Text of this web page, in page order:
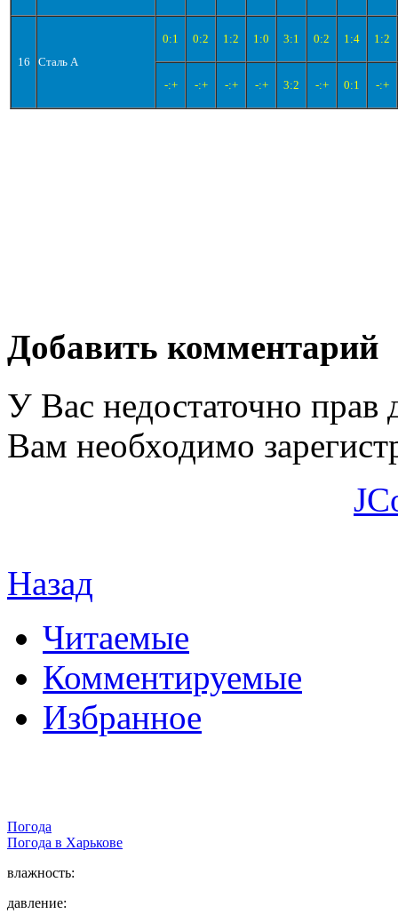
16 Сталь А
0:1 0:2 1:2 1:0 3:1 0:2 1:4 1:2
-:+ -:+ -:+ -:+ 3:2 -:+ 0:1 -:+
Добавить комментарий
У Вас недостаточно прав
Вам необходимо
Назад
Читаемые
Комментируемые
Избранное
Погода
Погода в Харькове
влажность:
давление: